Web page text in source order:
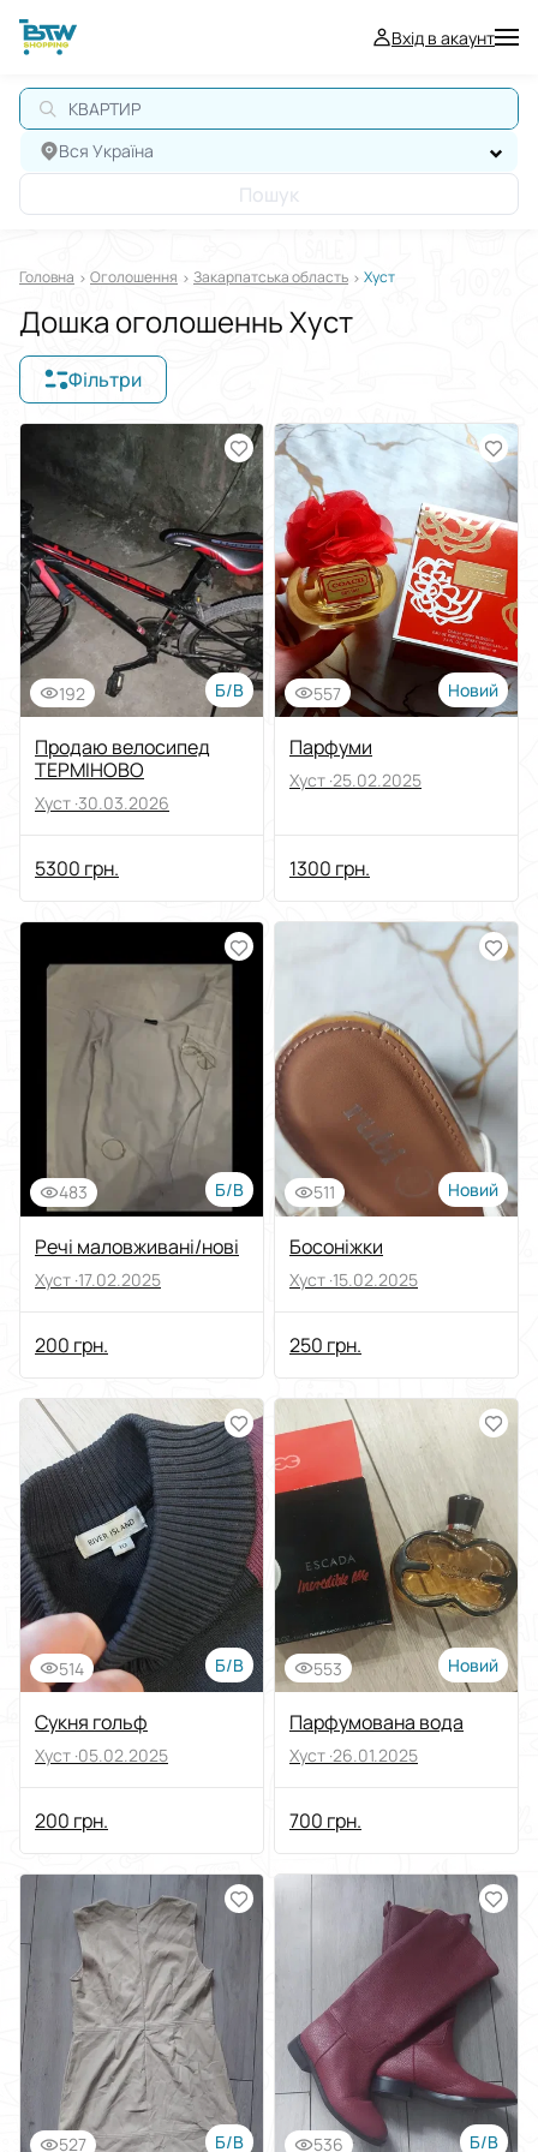
Вхід в акаунт
КВАРТИРА
Вся Україна
Пошук
Головна Оголошення Закарпатська область Хуст
Дошка оголошеннь Хуст
Фільтри
Відображати в $€₴
Сортувати за
Виберіть групу категорій
Ціна
До
Стан
Застосувати
Скинути все
192 Б/В
Продаю велосипед
ТЕРМІНОВО
Хуст ·30.03.2026
5300 грн.
557 Новий
Парфуми
Хуст ·25.02.2025
1300 грн.
483 Б/В
Речі маловживані/нові
Хуст ·17.02.2025
200 грн.
511 Новий
Босоніжки
Хуст ·15.02.2025
250 грн.
514 Б/В
Сукня гольф
Хуст ·05.02.2025
200 грн.
553 Новий
Парфумована вода
Хуст ·26.01.2025
700 грн.
527 Б/В 536 Б/В